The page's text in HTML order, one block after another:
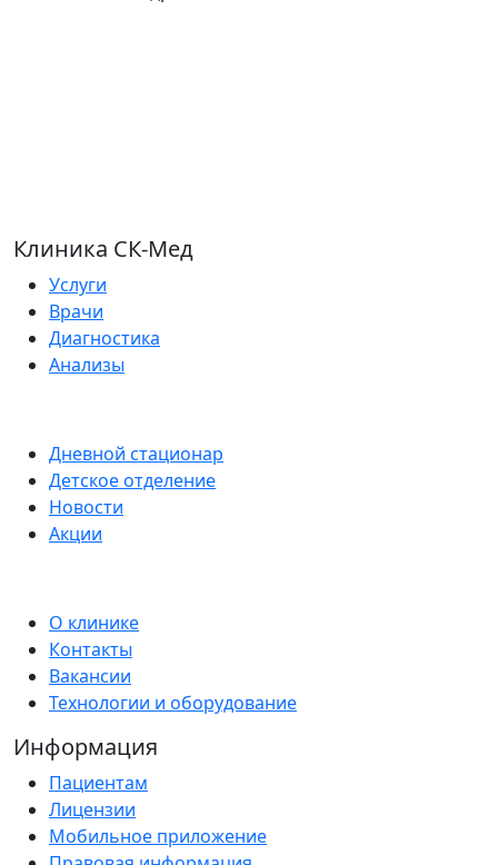
Клиника СК-Мед
Услуги
Врачи
Диагностика
Анализы
Дневной стационар
Детское отделение
Новости
Акции
О клинике
Контакты
Вакансии
Технологии и оборудование
Информация
Пациентам
Лицензии
Мобильное приложение